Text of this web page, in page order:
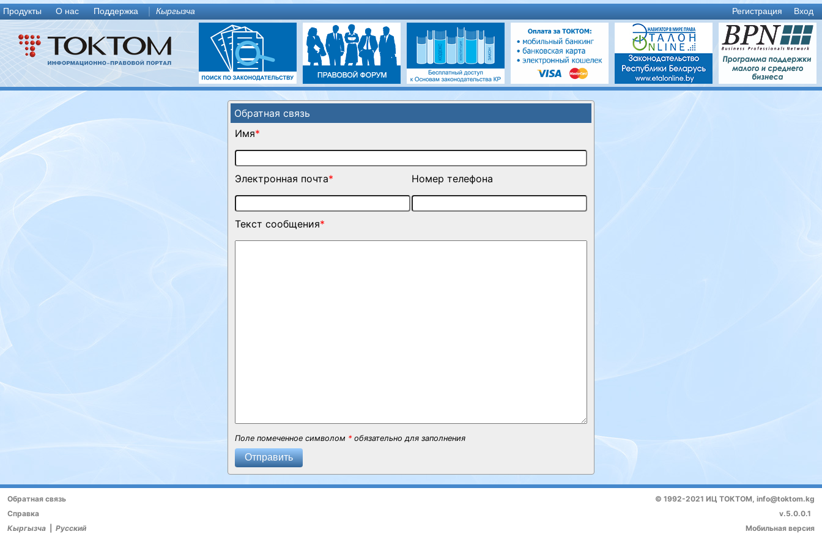
Продукты О нас Поддержка Кыргызча Вход
Регистрация
Обратная связь
Имя*
Электронная почта* Номер телефона
Текст сообщения*
Поле помеченное символом *обязательно для заполнения
Отправить
© 1992-2021 ИЦ ТОКТОМ, info@toktom.kg
v.5.0.0.1
Мобильная версия
Обратная связь
Справка
Кыргызча
Русский